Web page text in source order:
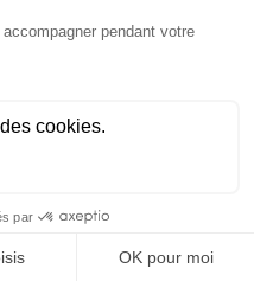
PAR MAGINA. TOUS